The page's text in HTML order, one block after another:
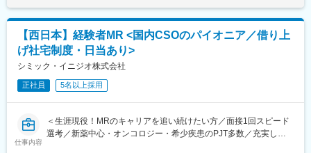
変更の範囲：会社の定める業務
文理問わず一から学べる環境を整えているため、専門知識は入社
後に身に付ける意欲があれば問題ございません。
社員の活躍事例についての詳細は、是非こちらのURLも併せてご
覧ください。
https://healthcarecareerpark.iqvia.com/
■具体的な業務
すでに取引のある病院の医師や薬剤師に向け、医薬品の効果や副
作用・適切な使用方法などの情報を提供し、薬剤のプロモーショ
ン活動を行っていただきます。メインの業務は情報提供となるた
金はあくまでも目安の金額であり、選考を通じて上下する可能性
があります。月給(月額)は固定手当を含めた表記です。
【西日本】経験者MR <国内CSOのパイオニア／借り上
げ社宅制度・日当あり>
シミック・イニジオ株式会社
正社員 5名以上採用
仕事内容
＜生涯現役！MRのキャリアを追い続けたい方／面接1回スピード
選考／新薬中心・オンコロジー・希少疾患のPJT多数／充実した